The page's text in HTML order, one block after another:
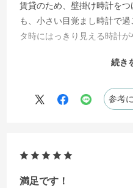
賃貸のため、壁掛け時計を
も、小さい目覚まし時計で
タ時にはっきり見える時計が
りましたが、置き時計はなか
個性的なデザインだし、お
続き
参考
満足です！